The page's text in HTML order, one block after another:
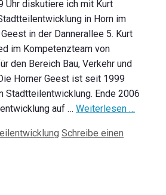
Uhr diskutiere ich mit Kurt
in Horn im
in der Dannerallee 5. Kurt
im Kompetenzteam von
den Bereich Bau, Verkehr und
Horner Geest ist seit 1999
Stadtteilentwicklung. Ende 2006
auf … Weiterlesen …
Schreibe einen